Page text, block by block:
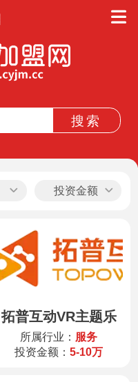
投资金额
拓普互动VR主题乐
园
所属行业： 服务
投资金额：5-10万